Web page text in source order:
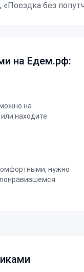
без
на Едем.рф:
на
находите
нужно